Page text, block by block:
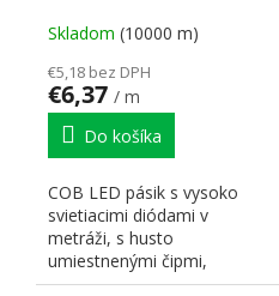
neutrálna biela
Skladom (10000 m)
€5,18 bez DPH
€6,37 / m
Do košíka
COB LED pásik s vysoko
svietiacimi diódami v
metráži, s husto
umiestnenými čipmi,
zaisťujúcimi súvislú líniu,